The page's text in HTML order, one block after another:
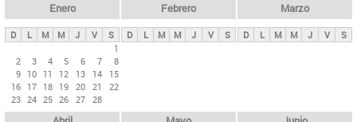
ds
p
n
Enero
D L M M J V
S
1
2
3 4 5 6 7
8
9 10 11 12 13 14
15
16 17 18 19 20 21
22
23 24 25 26 27 28
Febrero
D L M M J V S
Marzo
D L M M J V S